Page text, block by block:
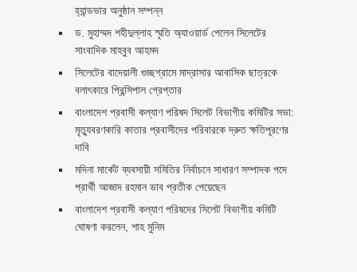
হ্যান্ডভার অনুষ্ঠান সম্পন্ন
ড. মুহাম্মদ শহীদুল্লাহ স্মৃতি অ্যাওয়ার্ড পেলেন সিলেটের
সাংবাদিক মাহবুব আহমদ
সিলেটের বাদেয়ালী গুচ্ছগ্রামে মাদ্রাসার আবাসিক ছাত্রকে
বলাৎকারে প্রিন্সিপাল গ্রেপ্তার ‎
বাংলাদেশ প্রবাসী কল্যাণ পরিষদ সিলেট বিভাগীয় কমিটির সভা:
মৃত্যুবরণকারি কাতার প্রবাসীদের পরিবারকে দ্রুত ক্ষতিপূরণের
দাবি
মদিনা মার্কেট ব্যবসায়ী সমিতির নির্বাচনে সাধারণ সম্পাদক পদে
প্রার্থী আজাদ রহমান ডাব প্রতীক পেয়েছেন ‎
‎বাংলাদেশ প্রবাসী কল্যাণ পরিষদের সিলেট বিভাগীয় কমিটি
ঘোষণা করলেন, শাহ মুনিম